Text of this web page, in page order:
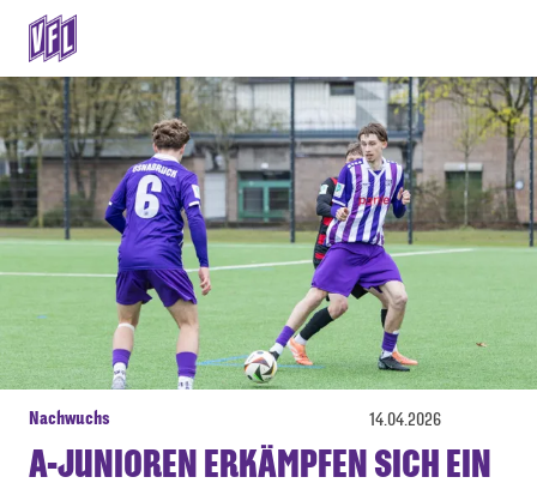
Nachwuchs 14.04.2026
A-JUNIOREN ERKÄMPFEN SICH EIN